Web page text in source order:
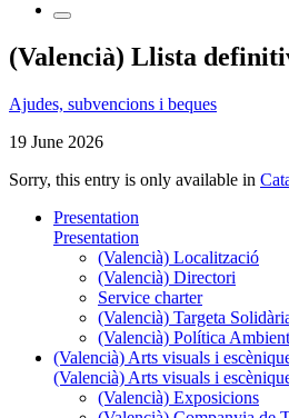
(Valencià) Llista
Ajudes, subvencions i beques
19 June 2026
Sorry, this entry is only available in
Presentation
Presentation
(Valencià) Localització
(Valencià) Directori
Service charter
(Valencià) Targeta
(Valencià) Política
(Valencià) Arts visuals i
(Valencià) Arts visuals i
(Valencià) Exposicions